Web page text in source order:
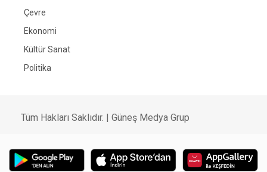
Çevre
Ekonomi
Kültür Sanat
Politika
Tüm Hakları Saklıdır. | Güneş Medya Grup